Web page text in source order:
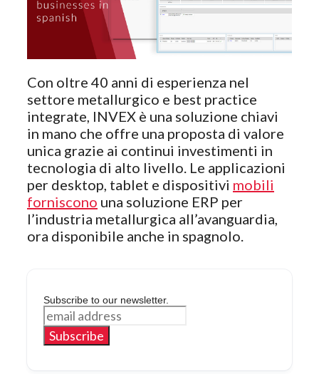
Con oltre 40 anni di esperienza nel
settore metallurgico e best practice
integrate, INVEX è una soluzione chiavi
in mano che offre una proposta di valore
unica grazie ai continui investimenti in
tecnologia di alto livello. Le applicazioni
per desktop, tablet e dispositivi mobili
forniscono una soluzione ERP per
l’industria metallurgica all’avanguardia,
ora disponibile anche in spagnolo.
Subscribe to our newsletter.